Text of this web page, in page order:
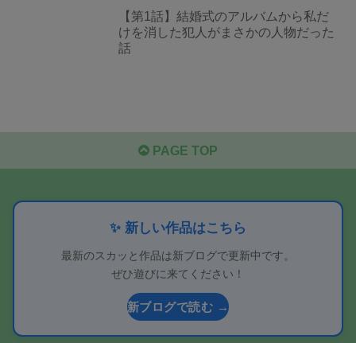
【第1話】結婚式のアルバムから私だ
けを消した犯人がまさかの人物だった
話
PAGE TOP
✨ 新しい作品はこちら
最新のスカッと作品は新ブログで更新中です。
ぜひ遊びに来てください！
新ブログで読む →